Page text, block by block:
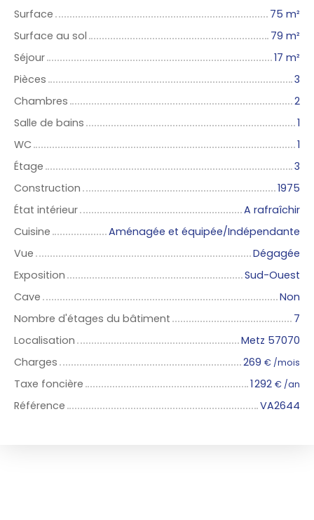
Surface
75 m²
Surface au sol
79 m²
Séjour
17 m²
Pièces
3
Chambres
2
Salle de bains
1
WC
1
Étage
3
Construction
1975
État intérieur
A rafraîchir
Cuisine
Aménagée et équipée/Indépendante
Vue
Dégagée
Exposition
Sud-Ouest
Cave
Non
Nombre d'étages du bâtiment
7
Localisation
Metz 57070
Charges
269 € /mois
Taxe foncière 1 292 € /an
Référence VA2644